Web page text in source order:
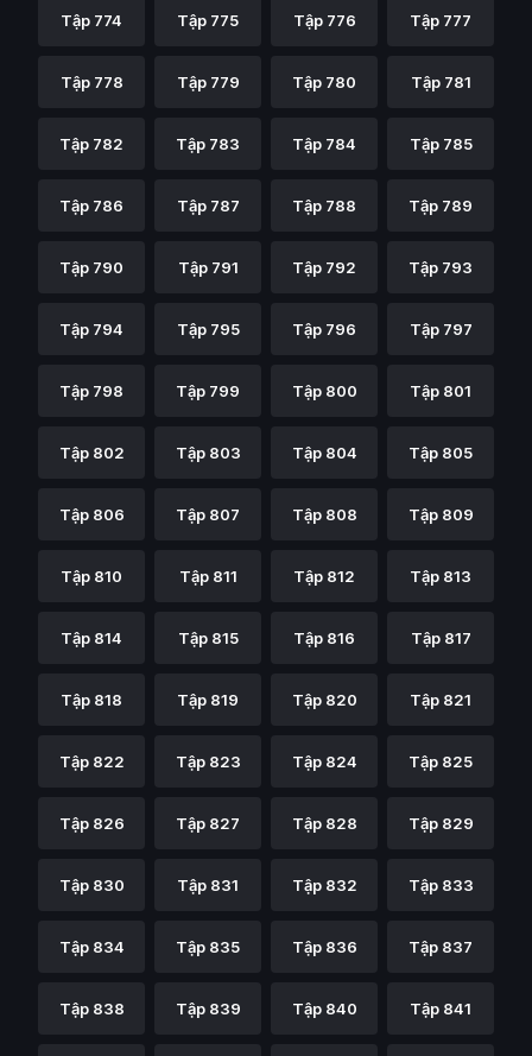
Tập 774 Tập 775 Tập 776 Tập 777
Tập 778 Tập 779 Tập 780 Tập 781
Tập 782 Tập 783 Tập 784 Tập 785
Tập 786 Tập 787 Tập 788 Tập 789
Tập 790 Tập 791 Tập 792 Tập 793
Tập 794 Tập 795 Tập 796 Tập 797
Tập 798 Tập 799 Tập 800 Tập 801
Tập 802 Tập 803 Tập 804 Tập 805
Tập 806 Tập 807 Tập 808 Tập 809
Tập 810 Tập 811 Tập 812 Tập 813
Tập 814 Tập 815 Tập 816 Tập 817
Tập 818 Tập 819 Tập 820 Tập 821
Tập 822 Tập 823 Tập 824 Tập 825
Tập 826 Tập 827 Tập 828 Tập 829
Tập 830 Tập 831 Tập 832 Tập 833
Tập 834 Tập 835 Tập 836 Tập 837
Tập 838 Tập 839 Tập 840 Tập 841